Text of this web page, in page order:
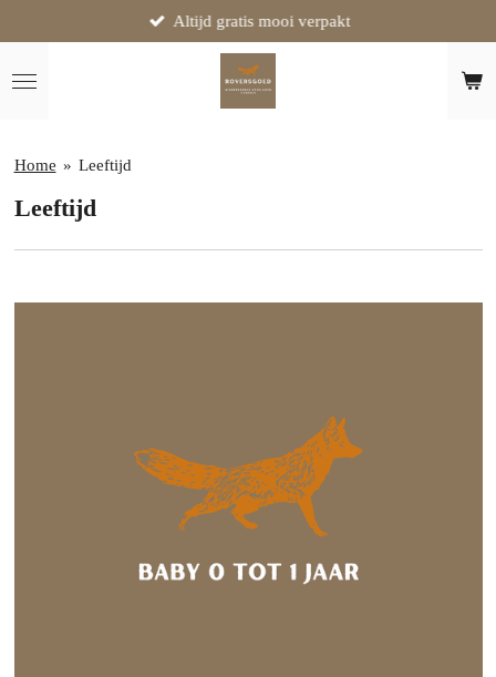
direct
naar
de
Altijd gratis mooi verpakt
Home » Leeftijd
Leeftijd